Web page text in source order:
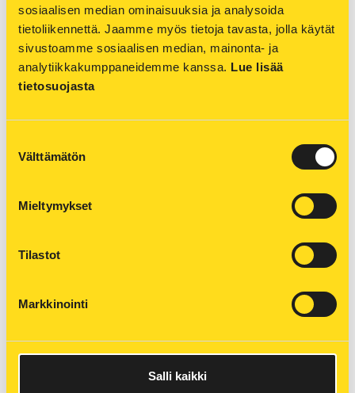
sosiaalisen median ominaisuuksia ja analysoida
tietoliikennettä. Jaamme myös tietoja tavasta, jolla käytät
sivustoamme sosiaalisen median, mainonta- ja
analytiikkakumppaneidemme kanssa. Lue lisää
tietosuojasta
valinta
Välttämätön
Mieltymykset
Tilastot
Markkinointi
Salli kaikki
#KINKKUTEMPPU #SÄHKÖVERO
#SÄHKÖLENTOKONE #SÄHKÖUTO
#TUHKANHYÖTYKÄYTTÖ
#PIENTUOTANTO #YSTÄVÄNPÄIVÄ
#kinkkutemppu
Rasvasta makua, muttei viemärin
tuketta